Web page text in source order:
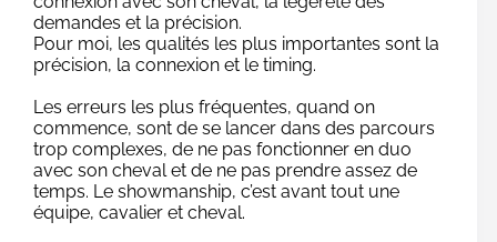
demandes et la précision.
Pour moi, les qualités les plus importantes sont la
précision, la connexion et le timing.
Les erreurs les plus fréquentes, quand on
commence, sont de se lancer dans des parcours
trop complexes, de ne pas fonctionner en duo
avec son cheval et de ne pas prendre assez de
temps. Le showmanship, c’est avant tout une
équipe, cavalier et cheval.